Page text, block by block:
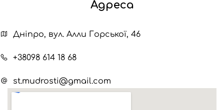
Адреса
Дніпро, вул. Алли Горської, 46
+38098 614 18 68
st.mudrosti@gmail.com